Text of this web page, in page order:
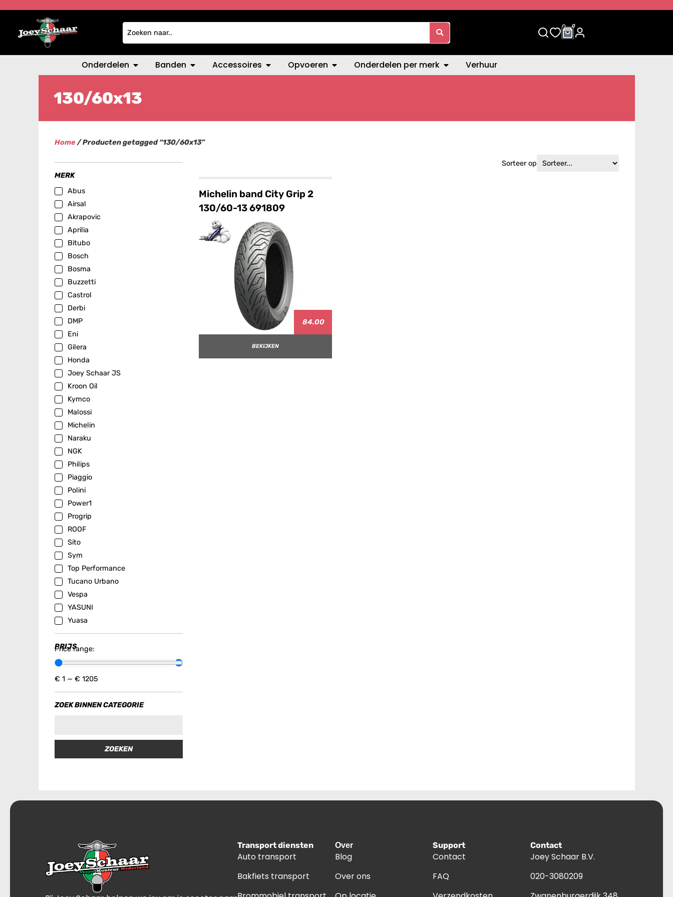
0 0
Onderdelen Banden Accessoires Opvoeren Onderdelen per merk Verhuur
130/60x13
Home/ Producten getagged “130/60x13”
MERK
Abus
Airsal
Akrapovic
Aprilia
Bitubo
Bosch
Bosma
Buzzetti
Castrol
Derbi
DMP
Eni
Gilera
Honda
Joey Schaar JS
Kroon Oil
Kymco
Malossi
Michelin
Naraku
NGK
Philips
Piaggio
Polini
Power1
Progrip
ROOF
Sito
Sym
Top Performance
Tucano Urbano
Vespa
YASUNI
Yuasa
PRIJS
Price range:
€ 1 — € 1205
ZOEK BINNEN CATEGORIE
ZOEKEN
Sorteer op
Michelin band City Grip 2
130/60-13 691809
84.00
BEKIJKEN
Transport diensten
Auto transport
Bakfiets transport
Over
Blog
Over ons
Support
Contact
FAQ
Contact
Joey Schaar B.V.
020-3080209